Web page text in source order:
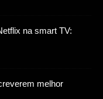
na smart TV:
melhor